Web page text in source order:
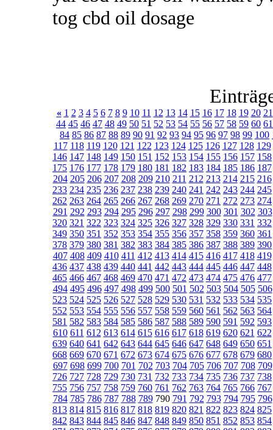
tog cbd oil dosage
« 1 2 3 4 5 6 7 8 9 10 11 12 13 14 15 16 17 18 19 20 21
44 45 46 47 48 49 50 51 52 53 54 55 56 57 58 59 60 61
84 85 86 87 88 89 90 91 92 93 94 95 96 97 98 99 100
117 118 119 120 121 122 123 124 125 126 127 128 129
146 147 148 149 150 151 152 153 154 155 156 157 158
175 176 177 178 179 180 181 182 183 184 185 186 187
204 205 206 207 208 209 210 211 212 213 214 215 216
233 234 235 236 237 238 239 240 241 242 243 244 245
262 263 264 265 266 267 268 269 270 271 272 273 274
291 292 293 294 295 296 297 298 299 300 301 302 303
320 321 322 323 324 325 326 327 328 329 330 331 332
349 350 351 352 353 354 355 356 357 358 359 360 361
378 379 380 381 382 383 384 385 386 387 388 389 390
407 408 409 410 411 412 413 414 415 416 417 418 419
436 437 438 439 440 441 442 443 444 445 446 447 448
465 466 467 468 469 470 471 472 473 474 475 476 477
494 495 496 497 498 499 500 501 502 503 504 505 506
523 524 525 526 527 528 529 530 531 532 533 534 535
552 553 554 555 556 557 558 559 560 561 562 563 564
581 582 583 584 585 586 587 588 589 590 591 592 593
610 611 612 613 614 615 616 617 618 619 620 621 622
639 640 641 642 643 644 645 646 647 648 649 650 651
668 669 670 671 672 673 674 675 676 677 678 679 680
697 698 699 700 701 702 703 704 705 706 707 708 709
726 727 728 729 730 731 732 733 734 735 736 737 738
755 756 757 758 759 760 761 762 763 764 765 766 767
784 785 786 787 788 789790 791 792 793 794 795 796
813 814 815 816 817 818 819 820 821 822 823 824 825
842 843 844 845 846 847 848 849 850 851 852 853 854